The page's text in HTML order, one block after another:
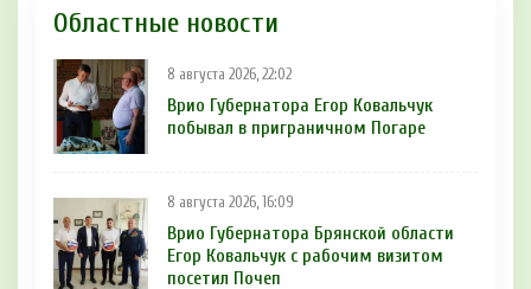
Областные новости
8 августа 2026, 22:02
Врио Губернатора Егор Ковальчук
побывал в приграничном Погаре
8 августа 2026, 16:09
Врио Губернатора Брянской области
Егор Ковальчук с рабочим визитом
посетил Почеп